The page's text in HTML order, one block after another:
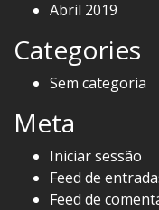
Abril 2019
Categories
Sem categoria
Meta
Iniciar sessão
Feed de
Feed de